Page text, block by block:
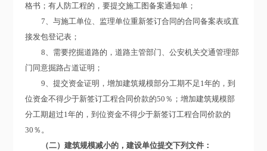
格书；有人防工程的，要提交施工图备案通知单；
7、与施工单位、监理单位重新签订合同的合同备案表或直
接发包登记表；
8、需要挖掘道路的，道路主管部门、公安机关交通管理部
门同意掘路占道证明；
9、提交资金证明，增加建筑规模部分工期不足1年的，到
位资金不得少于新签订工程合同价款的50％；增加建筑规模部
分工期超过1年的，到位资金不得少于新签订工程合同价款的
30％。
（二）建筑规模减小的，建设单位提交下列文件：